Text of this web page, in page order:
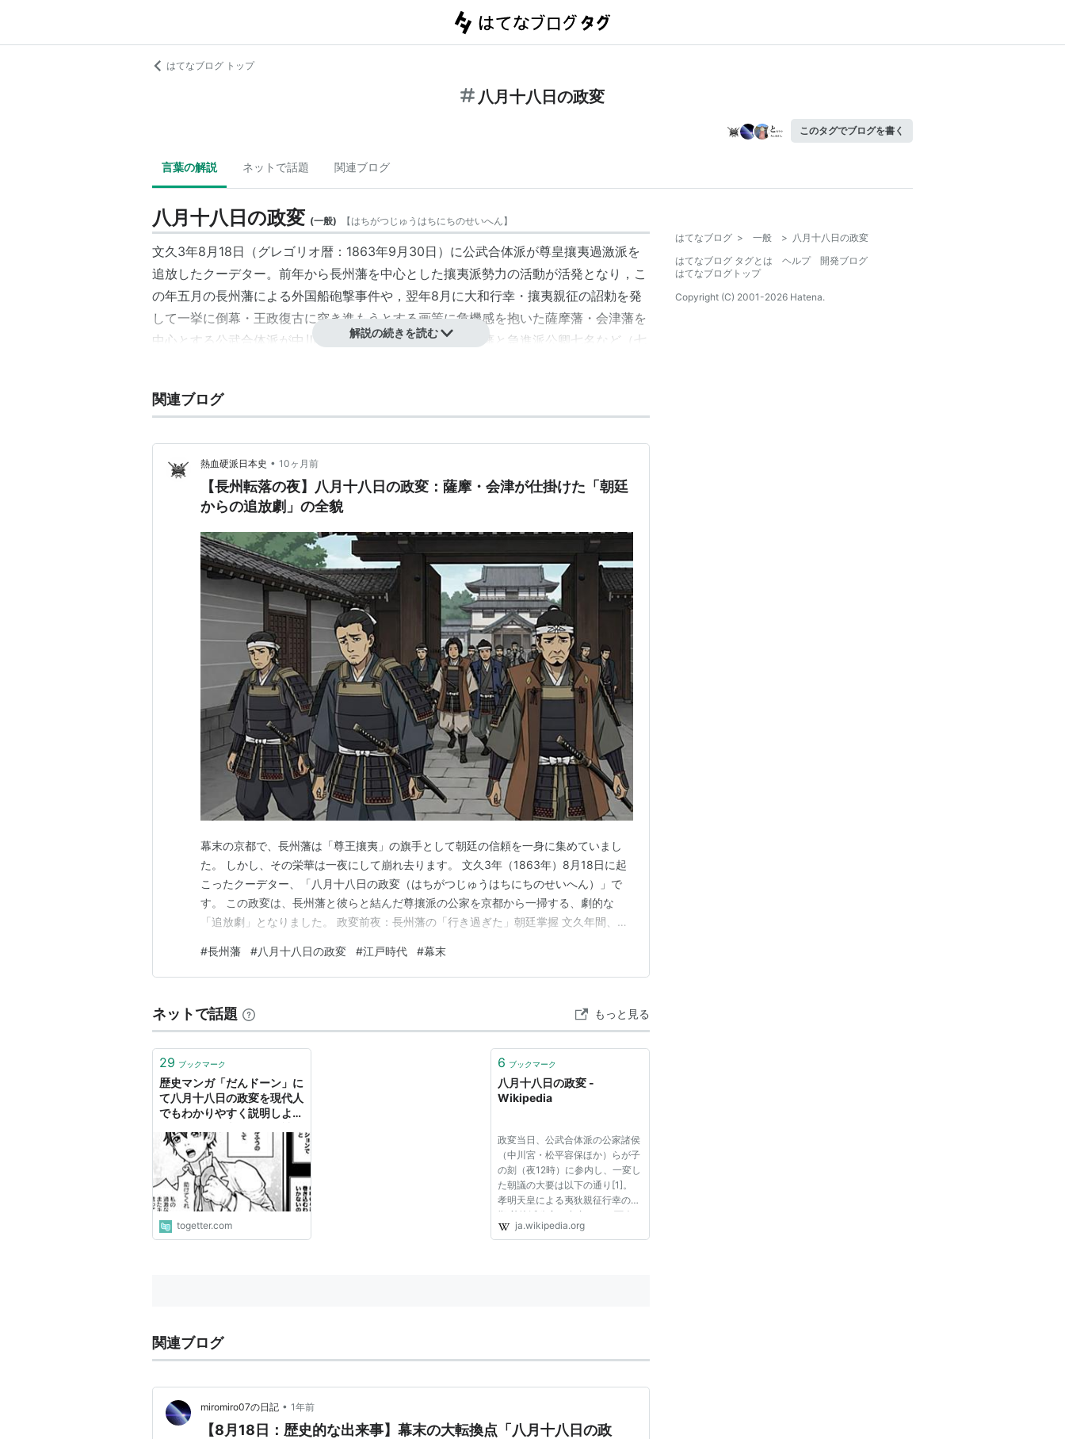
はてなブログ トップ
八月十八日の政変
このタグでブログを書く
言葉の解説 ネットで話題 関連ブログ
八月十八日の政変 (一般) 【はちがつじゅうはちにちのせいへん】
文久3年8月18日（グレゴリオ暦：1863年9月30日）に公武合体派が尊皇攘夷過激派を
追放したクーデター。前年から長州藩を中心とした攘夷派勢力の活動が活発となり，こ
の年五月の長州藩による外国船砲撃事件や，翌年8月に大和行幸・攘夷親征の詔勅を発
して一挙に倒幕・王政復古に突き進もうとする画策に危機感を抱いた薩摩藩・会津藩を
中心とする公武合体派が中川宮を擁して，朝議を覆し長州藩と急進派公卿七名など（ 七
解説の続きを読む
関連ブログ
熱血硬派日本史 • 10ヶ月前
【長州転落の夜】八月十八日の政変：薩摩・会津が仕掛けた「朝廷
からの追放劇」の全貌
幕末の京都で、長州藩は「尊王攘夷」の旗手として朝廷の信頼を一身に集めていまし
た。 しかし、その栄華は一夜にして崩れ去ります。 文久3年（1863年）8月18日に起
こったクーデター、「八月十八日の政変（はちがつじゅうはちにちのせいへん）」で
す。 この政変は、長州藩と彼らと結んだ尊攘派の公家を京都から一掃する、劇的な
「追放劇」となりました。 政変前夜：長州藩の「行き過ぎた」朝廷掌握 文久年間、京
この中心にいたのが、積極的な攘夷論を掲げる長州藩と、三条実美（さんじょう さね
とみ）などの急進派公家たちです。 長州藩士たちは御…
#長州藩 #八月十八日の政変 #江戸時代 #幕末
ネットで話題 もっと見る
29 ブックマーク
歴史マンガ「だんドーン」に
て八月十八日の政変を現代人
でもわかりやすく説明しよう
イドルとして描かれることに
togetter.com
6 ブックマーク
八月十八日の政変 -
Wikipedia
政変当日、公武合体派の公家諸侯
（中川宮・松平容保ほか）らが子
の刻（夜12時）に参内し、一変し
た朝議の大要は以下の通り[1]。
孝明天皇による夷狄親征行幸の延
期 尊攘派公家の参内および面会
の停止 国事参政および国事寄人
ja.wikipedia.org
関連ブログ
miromiro07の日記 • 1年前
【8月18日：歴史的な出来事】幕末の大転換点「八月十八日の政
はてなブログ > 一般 > 八月十八日の政変
はてなブログ タグとは
ヘルプ
開発ブログ
はてなブログトップ
Copyright (C) 2001-2026 Hatena.